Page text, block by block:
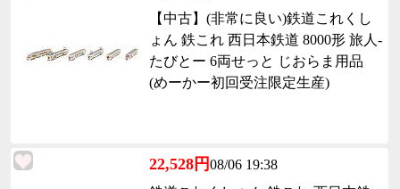
【中古】(非常に良い)鉄道これくし
ょん 鉄これ 西日本鉄道 8000形 旅人-
たびとー 6両せっと じおらま用品
(めーかー初回受注限定生産)
22,528円08/06 19:38